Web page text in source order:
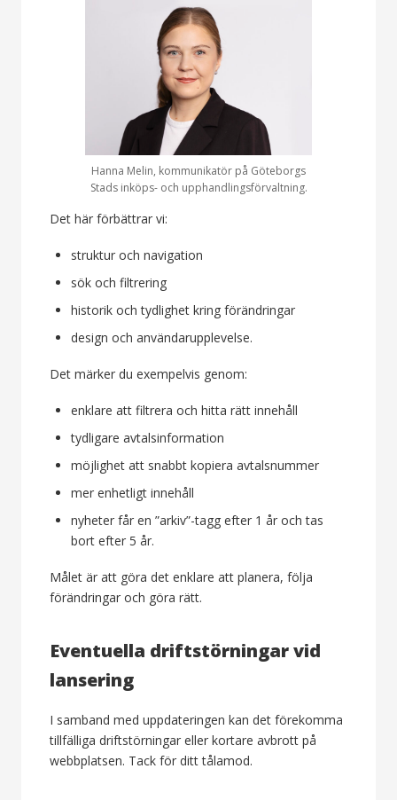
Hanna Melin, kommunikatör på Göteborgs
Stads inköps- och upphandlingsförvaltning.
Det här förbättrar vi:
struktur och navigation
sök och filtrering
historik och tydlighet kring förändringar
design och användarupplevelse.
Det märker du exempelvis genom:
enklare att filtrera och hitta rätt innehåll
tydligare avtalsinformation
möjlighet att snabbt kopiera avtalsnummer
mer enhetligt innehåll
nyheter får en ”arkiv”-tagg efter 1 år och tas
bort efter 5 år.
Målet är att göra det enklare att planera, följa
förändringar och göra rätt.
Eventuella driftstörningar vid
lansering
I samband med uppdateringen kan det förekomma
tillfälliga driftstörningar eller kortare avbrott på
webbplatsen. Tack för ditt tålamod.